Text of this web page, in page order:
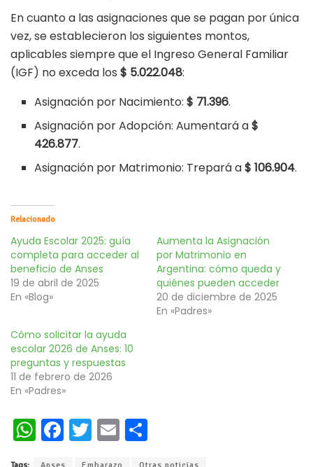
En cuanto a las asignaciones que se pagan por única
vez, se establecieron los siguientes montos,
aplicables siempre que el Ingreso General Familiar
(IGF) no exceda los $ 5.022.048:
Asignación por Nacimiento:$ 71.396.
Asignación por Adopción: Aumentará a$
426.877.
Asignación por Matrimonio: Trepará a$ 106.904.
Relacionado
Ayuda Escolar 2025: guía
completa para acceder al
beneficio de Anses
19 de abril de 2025
En «Blog»
Aumenta la Asignación
por Matrimonio en
Argentina: cómo queda y
quiénes pueden acceder
20 de diciembre de 2025
En «Padres»
Cómo solicitar la ayuda
escolar 2026 de Anses: 10
preguntas y respuestas
11 de febrero de 2026
En «Padres»
W Fa T
E